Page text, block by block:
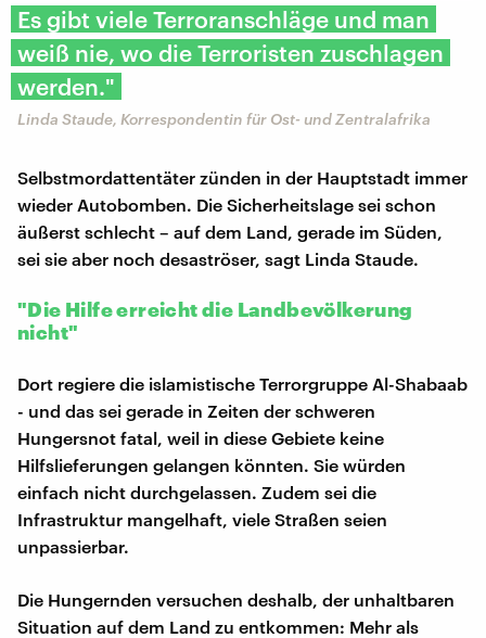
Es gibt viele Terroranschläge und man
weiß nie, wo die Terroristen zuschlagen
werden."
Linda Staude, Korrespondentin für Ost- und Zentralafrika
Selbstmordattentäter zünden in der Hauptstadt immer
wieder Autobomben. Die Sicherheitslage sei schon
äußerst schlecht – auf dem Land, gerade im Süden,
sei sie aber noch desaströser, sagt Linda Staude.
"Die Hilfe erreicht die Landbevölkerung
nicht"
Dort regiere die islamistische Terrorgruppe Al-Shabaab
- und das sei gerade in Zeiten der schweren
Hungersnot fatal, weil in diese Gebiete keine
Hilfslieferungen gelangen könnten. Sie würden
einfach nicht durchgelassen. Zudem sei die
Infrastruktur mangelhaft, viele Straßen seien
unpassierbar.
Die Hungernden versuchen deshalb, der unhaltbaren
Situation auf dem Land zu entkommen: Mehr als